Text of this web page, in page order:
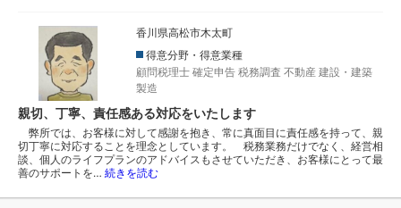
香川県高松市木太町
得意分野・得意業種
顧問税理士 確定申告 税務調査 不動産 建設・建築
製造
親切、丁寧、責任感ある対応をいたします
弊所では、お客様に対して感謝を抱き、常に真面目に責任感を持って、親
切丁寧に対応することを理念としています。 税務業務だけでなく、経営相
談、個人のライフプランのアドバイスもさせていただき、お客様にとって最
善のサポートを… 続きを読む